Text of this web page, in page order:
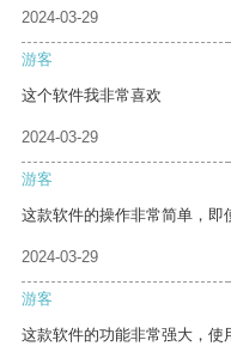
2024-03-29
游客
这个软件我非常喜欢
2024-03-29
游客
这款软件的操作非常简单，即
2024-03-29
游客
这款软件的功能非常强大，使